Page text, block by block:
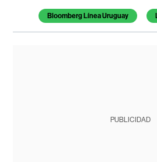
Bloomberg Línea Uruguay
PUBLICIDAD